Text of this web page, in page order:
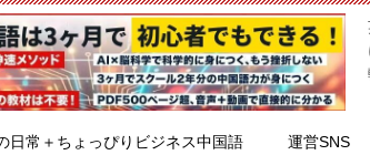
日常＋ちょっぴりビジネス中国語 運営SNS